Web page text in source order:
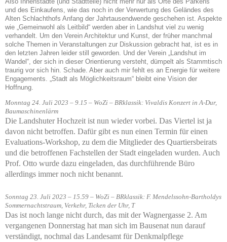
und des Einkaufens, wie das noch in der Verwertung des Geländes des
Alten Schlachthofs Anfang der Jahrtausendwende geschehen ist. Aspekte
wie „Gemeinwohl als Leitbild“ werden aber in Landshut viel zu wenig
verhandelt. Um den Verein Architektur und Kunst, der früher manchmal
solche Themen in Veranstaltungen zur Diskussion gebracht hat, ist es in
den letzten Jahren leider still geworden. Und der Verein „Landshut im
Wandel“, der sich in dieser Orientierung versteht, dümpelt als Stammtisch
traurig vor sich hin. Schade. Aber auch mir fehlt es an Energie für weitere
Engagements. „Stadt als Möglichkeitsraum“ bleibt eine Vision der
Hoffnung.
Monntag 24. Juli 2023 – 9.15 – WoZi – BRklassik: Vivaldis Konzert in A-Dur,
Baumaschinenlärm
Die Landshuter Hochzeit ist nun wieder vorbei. Das Viertel ist ja
davon nicht betroffen. Dafür gibt es nun einen Termin für einen
Evaluations-Workshop, zu dem die Mitglieder des Quartiersbeirats
und die betroffenen Fachstellen der Stadt eingeladen wurden. Auch
Prof. Otto wurde dazu eingeladen, das durchführende Büro
allerdings immer noch nicht benannt.
Sonntag 23. Juli 2023 – 15.59 – WoZi – BRklassik: F. Mendelssohn-Bartholdys
Sommernachtstraum, Verkehr, Ticken der Uhr, T
Das ist noch lange nicht durch, das mit der Wagnergasse 2. Am
vergangenen Donnerstag hat man sich im Bausenat nun darauf
verständigt, nochmal das Landesamt für Denkmalpflege